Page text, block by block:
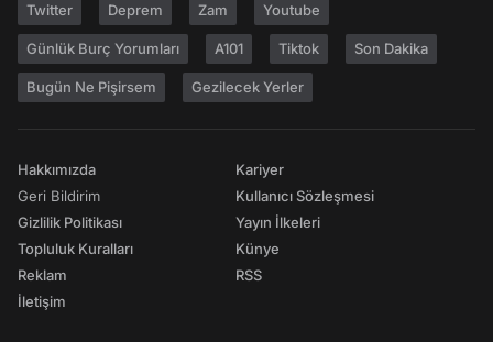
Twitter Deprem Zam Youtube
Günlük Burç Yorumları A101 Tiktok Son Dakika
Bugün Ne Pişirsem Gezilecek Yerler
Hakkımızda
Geri Bildirim
Gizlilik Politikası
Topluluk Kuralları
Reklam
İletişim
Kariyer
Kullanıcı Sözleşmesi
Yayın İlkeleri
Künye
RSS